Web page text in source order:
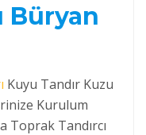
Büryan
Kuyu Tandır Kuzu
Kurulum
Toprak Tandırcı